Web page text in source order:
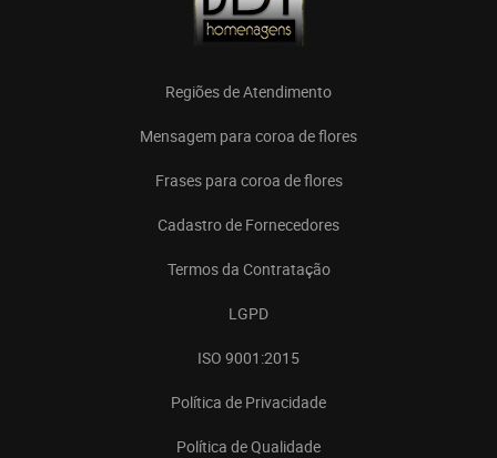
Regiões de Atendimento
Mensagem para coroa de flores
Frases para coroa de flores
Cadastro de Fornecedores
Termos da Contratação
LGPD
ISO 9001:2015
Política de Privacidade
Política de Qualidade